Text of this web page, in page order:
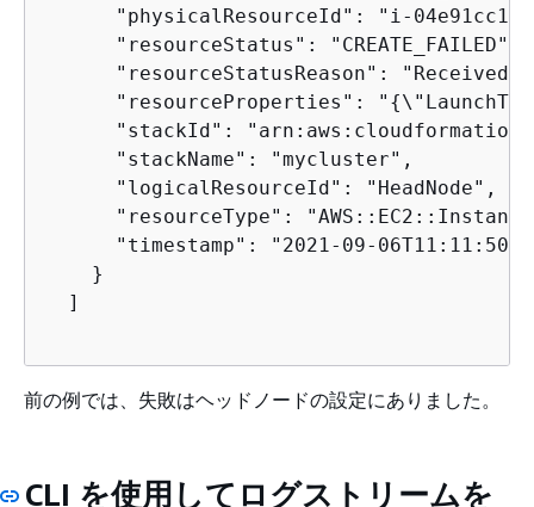
"physicalResourceId": "i-
      "resourceStatus": "CREATE_FAILED",
"resourceStatusReason": "Received
      "resourceProperties": "
{
"stackId":
      "stackName": "mycluster",
      "logicalResourceId": "HeadNode",
"resourceType":
"timestamp": "2021-09-
    }
  ]
前の例では、失敗はヘッドノードの設定にありました。
CLI を使用してログストリームを